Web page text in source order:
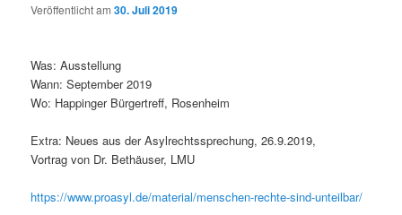
Veröffentlicht am30. Juli 2019
Was: Ausstellung
Wann: September 2019
Wo: Happinger Bürgertreff, Rosenheim
Extra: Neues aus der Asylrechtssprechung, 26.9.2019,
Vortrag von Dr. Bethäuser, LMU
https://www.proasyl.de/material/menschen-rechte-sind-unteilbar/